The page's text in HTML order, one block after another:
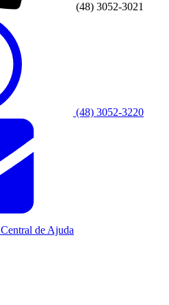
(48) 3052-3021
(48) 3052-3220
Central de Ajuda